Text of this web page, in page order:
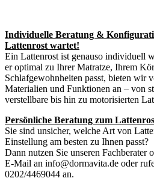
Individuelle Beratung &
Lattenrost wartet!
Ein Lattenrost ist genauso individuell
er optimal zu Ihrer Matratze, Ihrem
Schlafgewohnheiten passt, bieten wir
Materialien und Funktionen an – von
verstellbare bis hin zu motorisierten
Persönliche Beratung zum
Sie sind unsicher, welche Art von
Einstellung am besten zu Ihnen passt?
Dann nutzen Sie unseren Fachberater
E-Mail an info@dormavita.de oder
0202/4469044 an.